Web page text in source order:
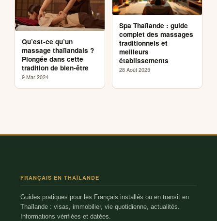
Qu’est-ce qu’un
massage thaïlandais ?
Plongée dans cette
tradition de bien-être
9 Mar 2024
Spa Thaïlande : guide
complet des massages
traditionnels et
meilleurs
établissements
28 Août 2025
FRANÇAIS EN THAÏLANDE
Guides pratiques pour les Français installés ou en transit en
Thaïlande : visas, immobilier, vie quotidienne, actualités.
Informations vérifiées et datées.